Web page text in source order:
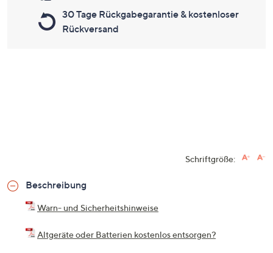
30 Tage Rückgabegarantie & kostenloser
Rückversand
Schriftgröße:
Beschreibung
Warn- und Sicherheitshinweise
Altgeräte oder Batterien kostenlos entsorgen?